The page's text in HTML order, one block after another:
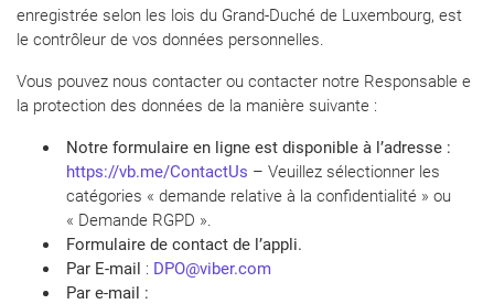
enregistrée selon les lois du Grand-Duché de Luxembourg, est
le contrôleur de vos données personnelles.
Vous pouvez nous contacter ou contacter notre Responsable e
la protection des données de la manière suivante :
Notre formulaire en ligne est disponible à l’adresse :
https://vb.me/ContactUs – Veuillez sélectionner les
catégories « demande relative à la confidentialité » ou
« Demande RGPD ».
Formulaire de contact de l’appli.
Par E-mail : DPO@viber.com
Par e-mail :